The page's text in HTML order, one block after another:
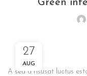
Green
27
AUG
A sed a risusat luctus